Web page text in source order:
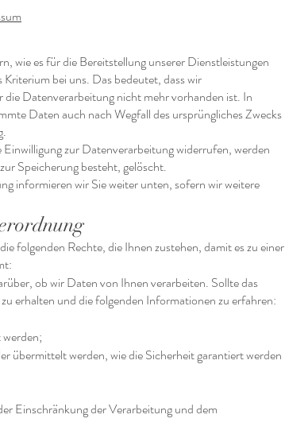
wie es für die Bereitstellung unserer Dienstleistungen
bei uns. Das bedeutet, dass wir
Datenverarbeitung nicht mehr vorhanden ist. In
Daten auch nach Wegfall des ursprüngliches Zwecks
zur Datenverarbeitung widerrufen, werden
Speicherung besteht, gelöscht.
informieren wir Sie weiter unten, sofern wir weitere
folgenden Rechte, die Ihnen zustehen, damit es zu einer
ob wir Daten von Ihnen verarbeiten. Sollte das
erhalten und die folgenden Informationen zu erfahren:
übermittelt werden, wie die Sicherheit garantiert werden
Einschränkung der Verarbeitung und dem